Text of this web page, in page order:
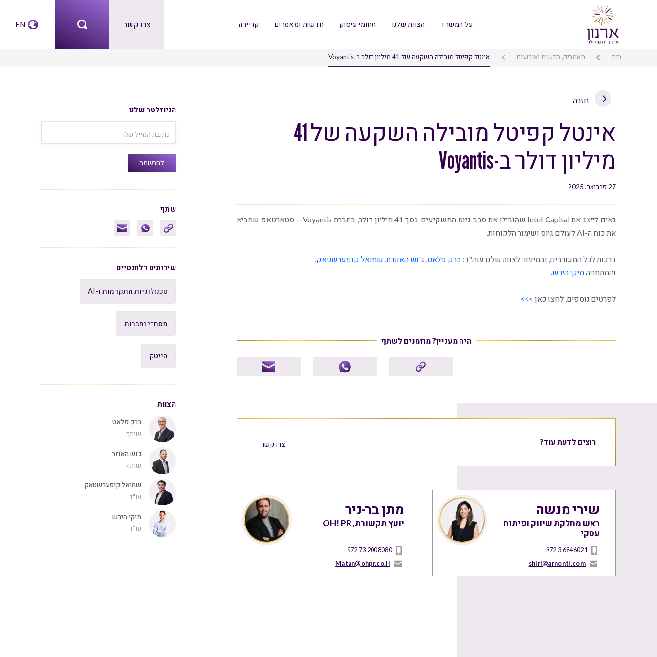
על המשרד הצוות שלנו תחומי עיסוק חדשות ומאמרים קריירה צרו קשר EN
בית מאמרים, חדשות ואירועים אינטל קפיטל מובילה השקעה של 41 מיליון דולר ב-Voyantis
חזרה
אינטל קפיטל מובילה השקעה של 41
מיליון דולר ב-Voyantis
27 פברואר, 2025
גאים לייצג את Intel Capital שהובילו את סבב גיוס המשקיעים בסך 41 מיליון דולר, בחברת Voyantis – סטארטאפ שמביא
את כוח ה-AI לעולם גיוס ושימור הלקוחות.
ברכות לכל המעורבים, ובמיוחד לצוות שלנו עוה"ד: ברק פלאט ג'וש האוזרת שמואל קופערשטאק
והמתמחהמיקי הירש.
לפרטים נוספים, לחצו כאן >>>
היה מעניין? מוזמנים לשתף
רוצים לדעת עוד? צרו קשר
שירי מנשה
ראש מחלקת שיווק ופיתוח
עסקי
972 3 6846021
shiri@arnontl.com
מתן בר-ניר
יועץ תקשורת, OH! PR
972 73 2008080
Matan@ohpr.co.il
הניוזלטר שלנו
שתף
שירותים רלוונטיים
טכנולוגיות מתקדמות ו-AI
מסחרי וחברות
הייטק
הצוות
ברק פלאט
שותף
ג'וש האוזר
שותף
שמואל קופערשטאק
עו"ד
מיקי הירש
עו"ד